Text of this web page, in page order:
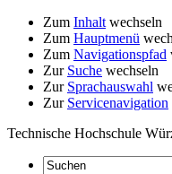
Zum Inhalt wechseln
Zum Hauptmenü
Zum Navigationspfad
Zur Suche wechseln
Zur Sprachauswahl
Zur Servicenavigation
Technische Hochschule